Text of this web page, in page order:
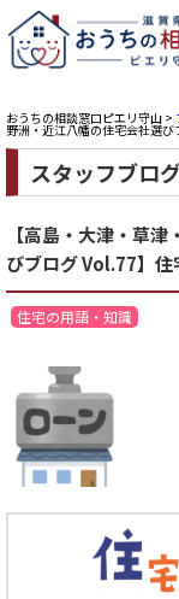
おうちの相談窓口ピエリ守山 >
野洲・近江八幡の住宅会社選
スタッフブロ
【高島・大津・草
びブログ Vol.77】住
住宅の用語・知識